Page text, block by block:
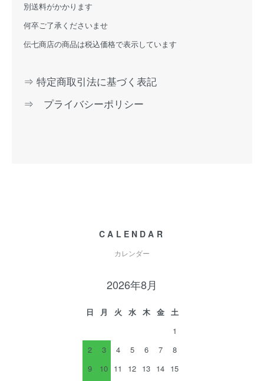
別送料がかかります
何卒ご了承くださいませ
伝七商店の商品は税込価格で表示しています
⇒ 特定商取引法に基づく表記
⇒ プライバシーポリシー
CALENDAR
カレンダー
2026年8月
日 月 火 水 木 金
土
1
2
3 4 5 6 7
8
9
10 11 12 13 14 15